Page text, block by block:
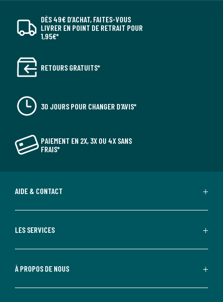
DÈS 49€ D’ACHAT, FAITES-VOUS
LIVRER EN POINT DE RETRAIT POUR
1,95€*
RETOURS GRATUITS*
30 JOURS POUR CHANGER D'AVIS*
PAIEMENT EN 2X, 3X OU 4X SANS
FRAIS*
AIDE & CONTACT
LES SERVICES
À PROPOS DE NOUS